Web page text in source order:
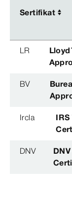
Sertifikat
Sertifikat
LR
BV
Ircla
DNV